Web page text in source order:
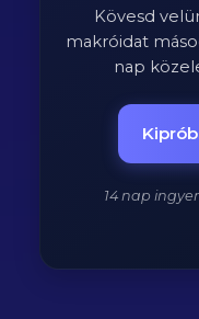
Kövesd
makróidat
nap
14 nap